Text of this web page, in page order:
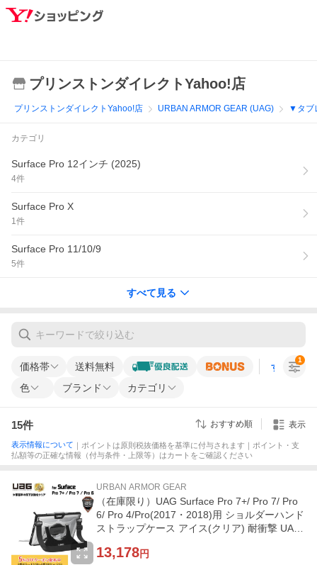
プリンストンダイレクトYahoo!店
プリンストンダイレクトYahoo!店 URBAN ARMOR GEAR (UAG) ▼タブ
カテゴリ
Surface Pro 12インチ (2025)
4件
Surface Pro X
1件
Surface Pro 11/10/9
5件
すべて見る
価格帯 送料無料 すべての条
色 ブランド カテゴリ
1
15件 おすすめ順 表示
表示情報について ｜ポイントは原則税抜価格を基準に付与されます｜ポイント・支
払額等の正確な情報（付与条件・上限等）はカートをご確認ください
URBAN ARMOR GEAR
（在庫限り）UAG Surface Pro 7+/ Pro 7/ Pro
6/ Pro 4/Pro(2017・2018)用 ショルダーハンド
ストラップケース アイス(クリア) 耐衝撃 UAG-
13,178円